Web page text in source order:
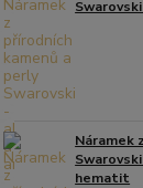
Náramek
hematit